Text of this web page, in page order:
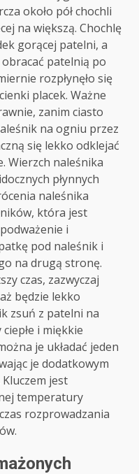
około pół chochli
na większą. Chochlę
gorącej patelni, a
patelnią po
rozpłynęło się
placek. Ważne
zanim ciasto
na ogniu przez
się lekko odklejać
Wierzch naleśnika
płynnych
naleśnika
która jest
i
pod naleśnik i
na drugą stronę.
czas, zazwyczaj
będzie lekko
zsuń z patelni na
i miękkie
je układać jeden
je dodatkowym
jest
temperatury
rozprowadzania